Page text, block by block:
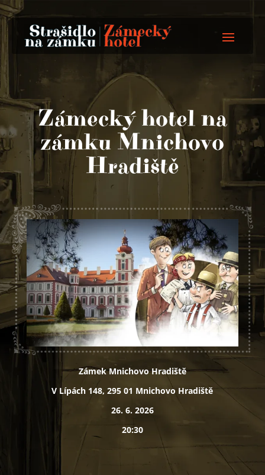
Zámecký hotel na
zámku Mnichovo
Hradiště
Zámek Mnichovo Hradiště
V Lípách 148, 295 01 Mnichovo Hradiště
26. 6. 2026
20:30